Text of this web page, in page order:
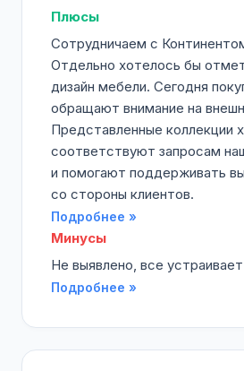
Плюсы
Сотрудничаем с
Отдельно хотелось бы
дизайн мебели. Сегодня
обращают внимание на
Представленные коллекции
соответствуют запросам
и помогают поддерживать
со стороны клиентов.
Подробнее »
Минусы
Не выявлено, все устраивает
Подробнее »